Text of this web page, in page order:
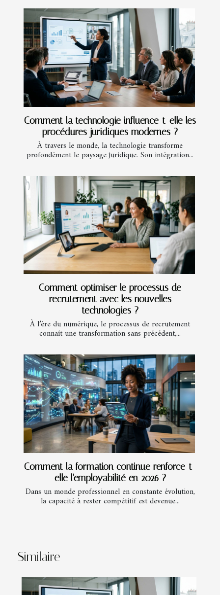
Comment la technologie influence-t-elle les
procédures juridiques modernes ?
À travers le monde, la technologie transforme
profondément le paysage juridique. Son intégration...
Comment optimiser le processus de
recrutement avec les nouvelles
technologies ?
À l’ère du numérique, le processus de recrutement
connaît une transformation sans précédent,...
Comment la formation continue renforce-t-
elle l'employabilité en 2026 ?
Dans un monde professionnel en constante évolution,
la capacité à rester compétitif est devenue...
Similaire